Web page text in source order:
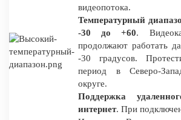
видеопотока.
Температурный
-30 до +60.
продолжают работать
-30 градусов.
период в Северо-
округе.
Поддержка
интернет. При